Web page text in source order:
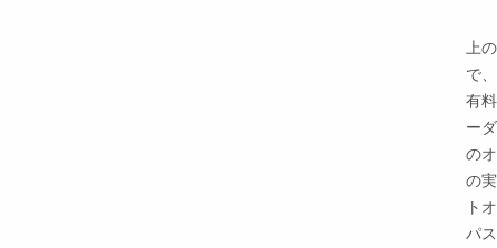
上
で
有
ー
の
の
ト
パ